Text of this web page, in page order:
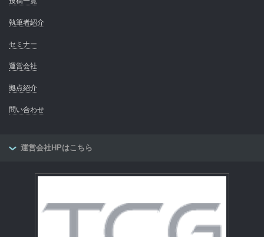
執筆者紹介
セミナー
運営会社
拠点紹介
問い合わせ
運営会社HPはこちら